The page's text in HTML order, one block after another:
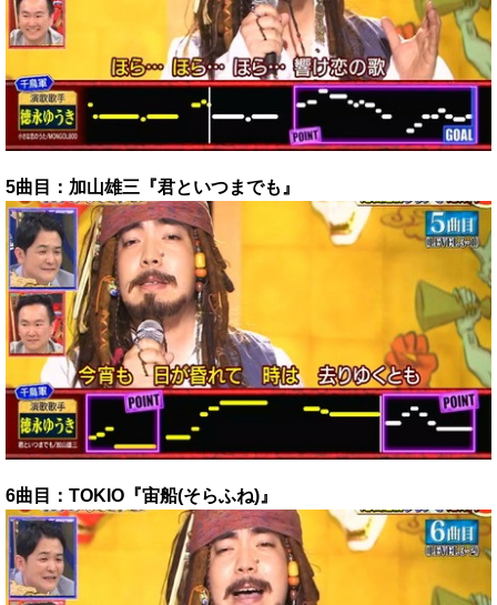
5曲目：加山雄三『君といつまでも』
6曲目：TOKIO『宙船(そらふね)』